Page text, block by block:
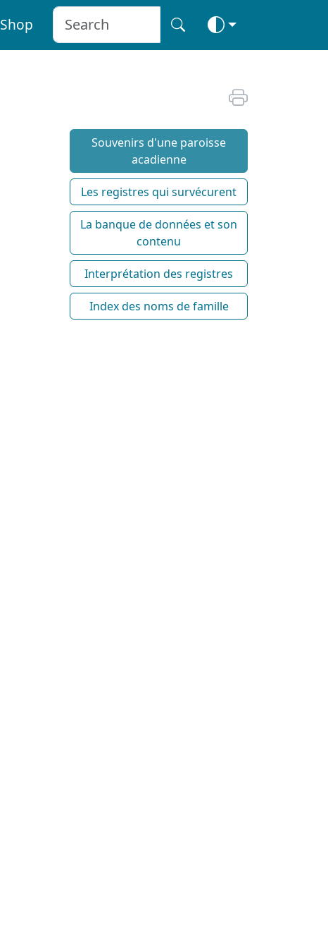
Shop
Souvenirs d'une paroisse
acadienne
Les registres qui survécurent
La banque de données et son
contenu
Interprétation des registres
Index des noms de famille